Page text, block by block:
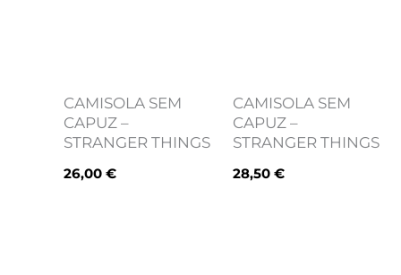
CAMISOLA SEM
CAPUZ –
STRANGER THINGS
26,00 €
CAMISOLA SEM
CAPUZ –
STRANGER THINGS
28,50 €